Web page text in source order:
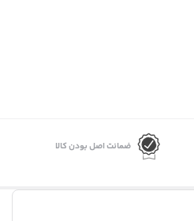
ضمانت اصل بودن کالا